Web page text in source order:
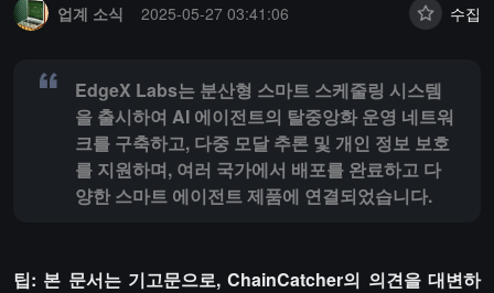
업계 소식
2025-05-27 03:41:06 수집
EdgeX Labs는 분산형 스마트 스케줄링 시스템
을 출시하여 AI 에이전트의 탈중앙화 운영 네트워
크를 구축하고, 다중 모달 추론 및 개인 정보 보호
를 지원하며, 여러 국가에서 배포를 완료하고 다
양한 스마트 에이전트 제품에 연결되었습니다.
팁: 본 문서는 기고문으로, ChainCatcher의 의견을 대변하